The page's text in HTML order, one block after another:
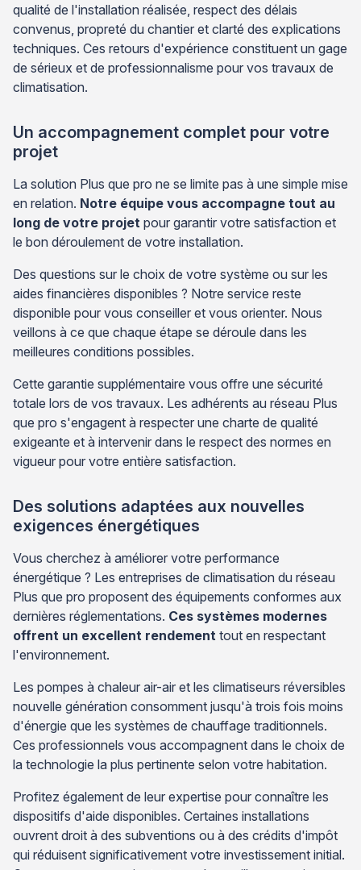
qualité de l'installation réalisée, respect des délais
convenus, propreté du chantier et clarté des explications
techniques. Ces retours d'expérience constituent un gage
de sérieux et de professionnalisme pour vos travaux de
climatisation.
Un accompagnement complet pour votre
projet
La solution Plus que pro ne se limite pas à une simple mise
en relation. Notre équipe vous accompagne tout au
long de votre projet pour garantir votre satisfaction et
le bon déroulement de votre installation.
Des questions sur le choix de votre système ou sur les
aides financières disponibles ? Notre service reste
disponible pour vous conseiller et vous orienter. Nous
veillons à ce que chaque étape se déroule dans les
meilleures conditions possibles.
Cette garantie supplémentaire vous offre une sécurité
totale lors de vos travaux. Les adhérents au réseau Plus
que pro s'engagent à respecter une charte de qualité
exigeante et à intervenir dans le respect des normes en
vigueur pour votre entière satisfaction.
Des solutions adaptées aux nouvelles
exigences énergétiques
Vous cherchez à améliorer votre performance
énergétique ? Les entreprises de climatisation du réseau
Plus que pro proposent des équipements conformes aux
dernières réglementations. Ces systèmes modernes
offrent un excellent rendement tout en respectant
l'environnement.
Les pompes à chaleur air-air et les climatiseurs réversibles
nouvelle génération consomment jusqu'à trois fois moins
d'énergie que les systèmes de chauffage traditionnels.
Ces professionnels vous accompagnent dans le choix de
la technologie la plus pertinente selon votre habitation.
Profitez également de leur expertise pour connaître les
dispositifs d'aide disponibles. Certaines installations
ouvrent droit à des subventions ou à des crédits d'impôt
qui réduisent significativement votre investissement initial.